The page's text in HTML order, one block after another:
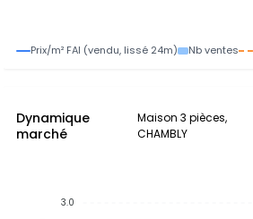
Prix/m² FAI (vendu, lissé 24m) Nb ventes
Dynamique
marché
Maison 3 pièces,
CHAMBLY
3.0